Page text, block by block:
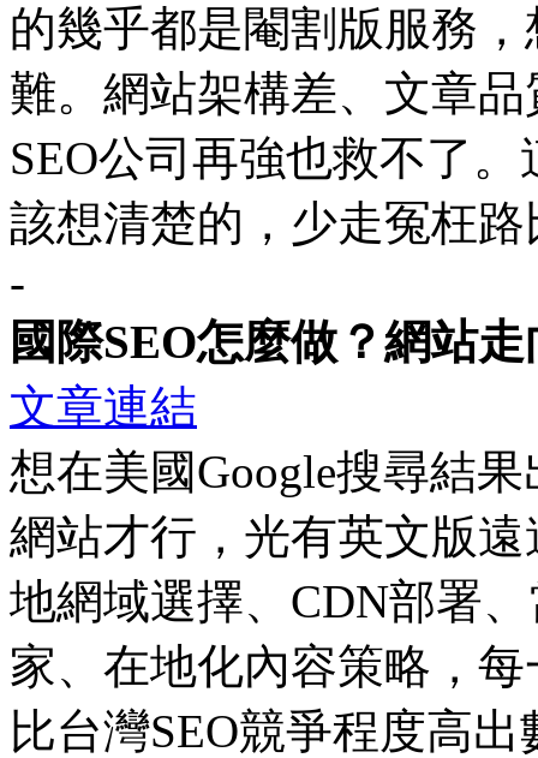
的幾乎都是閹割版服務
難。網站架構差、文章
SEO公司再強也救不了
該想清楚的，少走冤枉
-
國際SEO怎麼做？網站
文章連結
想在美國Google搜尋結
網站才行，光有英文版
地網域選擇、CDN部署
家、在地化內容策略，
比台灣SEO競爭程度高